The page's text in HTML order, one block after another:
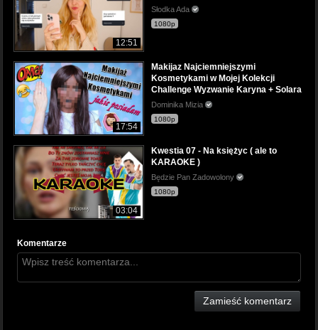
12:51
Słodka Ada
1080p
17:54
Makijaz Najciemniejszymi
Kosmetykami w Mojej Kolekcji
Challenge Wyzwanie Karyna + Solara
Dominika Mizia
1080p
03:04
Kwestia 07 - Na księżyc ( ale to
KARAOKE )
Będzie Pan Zadowolony
1080p
Komentarze
Zamieść komentarz